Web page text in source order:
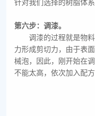
针对我们选择的树脂体系
第六步：调漆。
调漆的过程就是物料
力形成剪切力，由于表
械泡，因此，刚开始在
不能太高，依次加入配